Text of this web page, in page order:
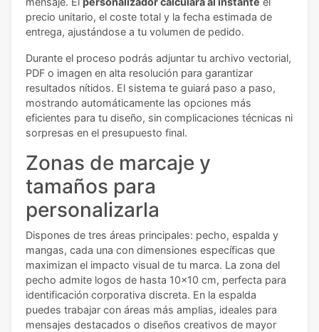
precio unitario, el coste total y la fecha estimada de
entrega, ajustándose a tu volumen de pedido.
Durante el proceso podrás adjuntar tu archivo vectorial,
PDF o imagen en alta resolución para garantizar
resultados nítidos. El sistema te guiará paso a paso,
mostrando automáticamente las opciones más
eficientes para tu diseño, sin complicaciones técnicas ni
sorpresas en el presupuesto final.
Zonas de marcaje y
tamaños para
personalizarla
Dispones de tres áreas principales: pecho, espalda y
mangas, cada una con dimensiones específicas que
maximizan el impacto visual de tu marca. La zona del
pecho admite logos de hasta 10x10 cm, perfecta para
identificación corporativa discreta. En la espalda
puedes trabajar con áreas más amplias, ideales para
mensajes destacados o diseños creativos de mayor